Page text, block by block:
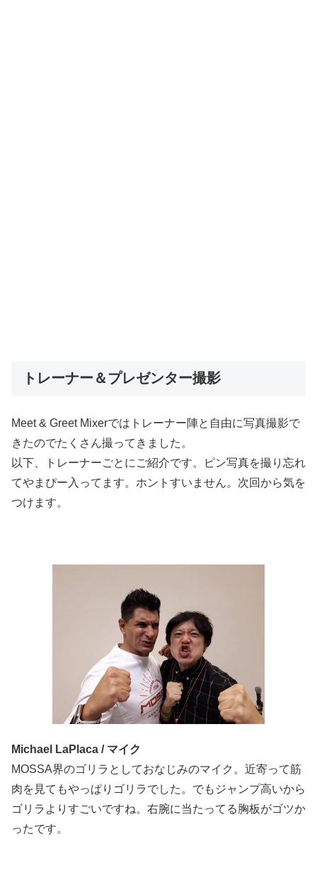
トレーナー＆プレゼンター撮影
Meet & Greet Mixerではトレーナー陣と自由に写真撮影で
きたのでたくさん撮ってきました。
以下、トレーナーごとにご紹介です。ピン写真を撮り忘れ
てやまぴー入ってます。ホントすいません。次回から気を
つけます。
Michael LaPlaca / マイク
MOSSA界のゴリラとしておなじみのマイク。近寄って筋
肉を見てもやっぱりゴリラでした。でもジャンプ高いから
ゴリラよりすごいですね。右腕に当たってる胸板がゴツか
ったです。